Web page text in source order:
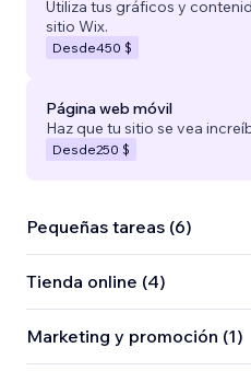
Utiliza tus gráficos y
sitio Wix.
Desde450 $
Página web móvil
Haz que tu sitio se vea
Desde250 $
Pequeñas tareas (6)
Tienda online (4)
Marketing y promoción (1)